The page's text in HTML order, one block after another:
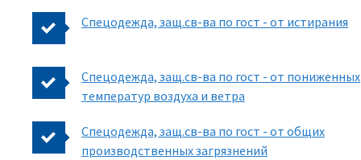
Спецодежда, защ.св-ва по гост - от истирания
Спецодежда, защ.св-ва по гост - от пониженных
температур воздуха и ветра
Спецодежда, защ.св-ва по гост - от общих
производственных загрязнений